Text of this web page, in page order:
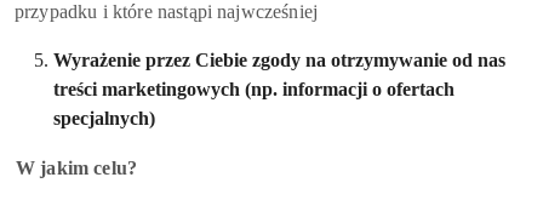
przypadku i które nastąpi najwcześniej
Wyrażenie przez Ciebie zgody na otrzymywanie od nas
treści marketingowych (np. informacji o ofertach
specjalnych)
W jakim celu?